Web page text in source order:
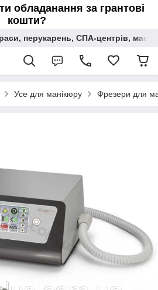
обладанання за грантові
кошти?
перукарень, СПА-центрів,
Усе для манікюру Фрезери для